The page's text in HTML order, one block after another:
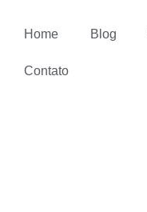
Home Blog
Contato